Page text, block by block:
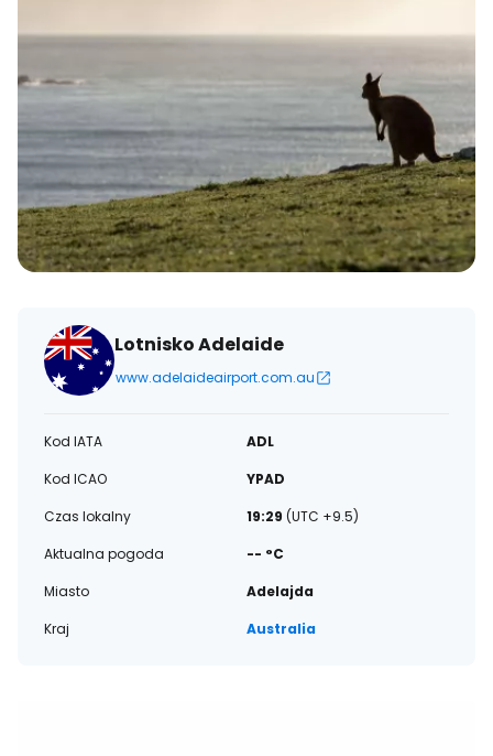
Lotnisko Adelaide
www.adelaideairport.com.au
Kod IATA
ADL
Kod ICAO
YPAD
Czas lokalny
19:29 (UTC +9.5)
Aktualna pogoda
-- °C
Miasto
Adelajda
Kraj
Australia